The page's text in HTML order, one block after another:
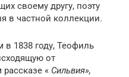
своему другу, поэту
в частной коллекции.
в 1838 году, Теофиль
от
« Сильвия»,